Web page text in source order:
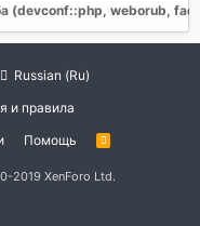
(devconf::php, weborub,
Russian (Ru)
и правила
Помощь
R
2019 XenForo Ltd.